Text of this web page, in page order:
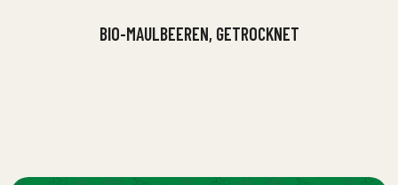
BIO-MAULBEEREN, GETROCKNET